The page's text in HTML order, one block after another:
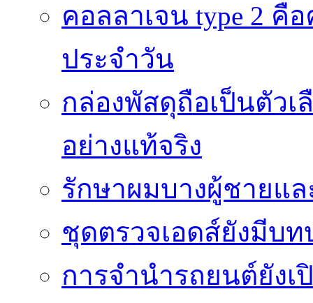
คอลลาเจน type 2
ประจำวัน
กล่องพัสดุถือเป็นตัว
อย่างแท้จริง
รักษาผมบางผู้ชายแ
ชุดตรวจเอดส์ยังมีบ
การจำนำรถยนต์ยัง